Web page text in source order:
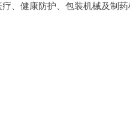
、健康防护、包装机械及制药